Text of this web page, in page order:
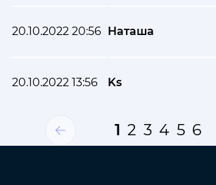
20.10.2022 20:56 Наташа
20.10.2022 13:56 Ks
1 2 3 4 5 6